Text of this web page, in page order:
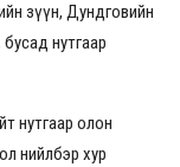
зүүн, Дундговийн
нутгаар
нутгаар олон
нийлбэр хур